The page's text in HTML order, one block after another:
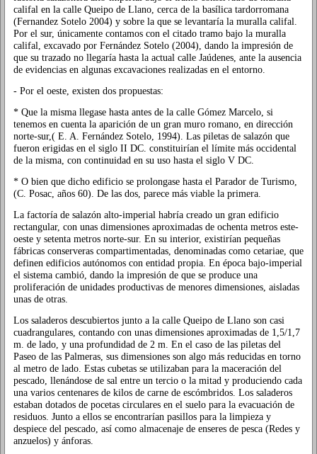
califal en la calle Queipo de Llano, cerca de la basílica tardorromana
(Fernandez Sotelo 2004) y sobre la que se levantaría la muralla califal.
Por el sur, únicamente contamos con el citado tramo bajo la muralla
califal, excavado por Fernández Sotelo (2004), dando la impresión de
que su trazado no llegaría hasta la actual calle Jaúdenes, ante la ausencia
de evidencias en algunas excavaciones realizadas en el entorno.
- Por el oeste, existen dos propuestas:
* Que la misma llegase hasta antes de la calle Gómez Marcelo, si
tenemos en cuenta la aparición de un gran muro romano, en dirección
norte-sur,( E. A. Fernández Sotelo, 1994). Las piletas de salazón que
fueron erigidas en el siglo II DC. constituirían el límite más occidental
de la misma, con continuidad en su uso hasta el siglo V DC.
* O bien que dicho edificio se prolongase hasta el Parador de Turismo,
(C. Posac, años 60). De las dos, parece más viable la primera.
La factoría de salazón alto-imperial habría creado un gran edificio
rectangular, con unas dimensiones aproximadas de ochenta metros este-
oeste y setenta metros norte-sur. En su interior, existirían pequeñas
fábricas conserveras compartimentadas, denominadas como cetariae, que
definen edificios autónomos con entidad propia. En época bajo-imperial
el sistema cambió, dando la impresión de que se produce una
proliferación de unidades productivas de menores dimensiones, aisladas
unas de otras.
Los saladeros descubiertos junto a la calle Queipo de Llano son casi
cuadrangulares, contando con unas dimensiones aproximadas de 1,5/1,7
m. de lado, y una profundidad de 2 m. En el caso de las piletas del
Paseo de las Palmeras, sus dimensiones son algo más reducidas en torno
al metro de lado. Estas cubetas se utilizaban para la maceración del
pescado, llenándose de sal entre un tercio o la mitad y produciendo cada
una varios centenares de kilos de carne de escómbridos. Los saladeros
estaban dotados de pocetas circulares en el suelo para la evacuación de
residuos. Junto a ellos se encontrarían pasillos para la limpieza y
despiece del pescado, así como almacenaje de enseres de pesca (Redes y
anzuelos) y ánforas.